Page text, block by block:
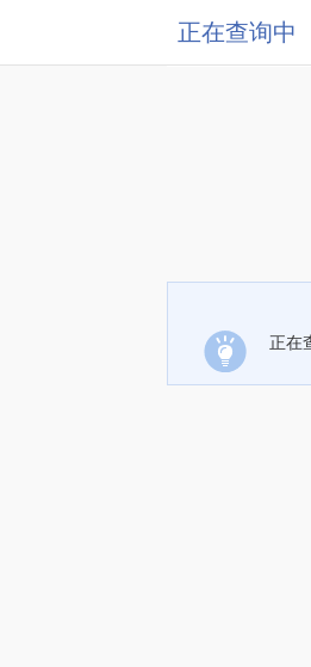
正在查询中
正在